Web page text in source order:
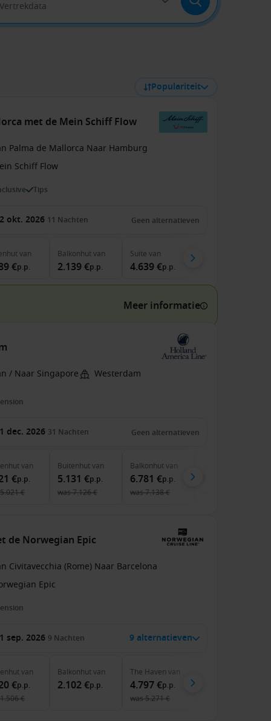
Populariteit
met de Mein Schiff Flow
Palma de Mallorca Naar Hamburg
Schiff Flow
Tips
okt. 2026 11 Nachten Geen alternatieven
van
€p.p.
Balkonhutvan
2.139 €p.p.
Suite van
4.639 €p.p.
Meer informatie
/ Naar Singapore Westerdam
dec. 2026 31 Nachten Geen alternatieven
van
€p.p.
5.021 €
Buitenhutvan
5.131 €p.p.
was7.126 €
Balkonhutvan
6.781 €p.p.
was7.138 €
de Norwegian Epic
Civitavecchia (Rome) Naar Barcelona
Epic
sep. 2026 9 Nachten 9 alternatieven
van
€p.p.
1.506 €
Balkonhutvan
2.102 €p.p.
The Haven van
4.797 €p.p.
was5.271 €